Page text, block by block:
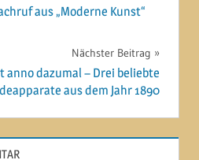
aus „Moderne Kunst“
Nächster Beitrag
anno dazumal – Drei beliebte
aus dem Jahr 1890